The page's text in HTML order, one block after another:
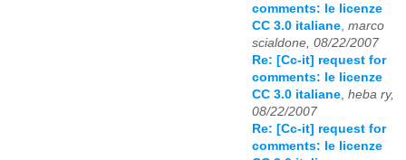
comments: le licenze
CC 3.0 italiane, marco
scialdone, 08/22/2007
Re: [Cc-it] request for
comments: le licenze
CC 3.0 italiane, heba ry,
08/22/2007
Re: [Cc-it] request for
comments: le licenze